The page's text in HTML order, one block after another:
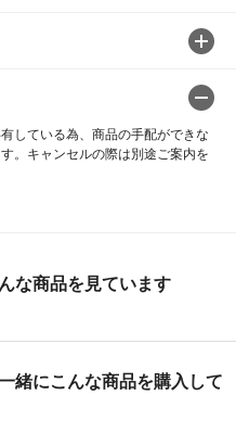
している為、商品の手配ができな
。キャンセルの際は別途ご案内を
な商品を見ています
緒にこんな商品を購入して